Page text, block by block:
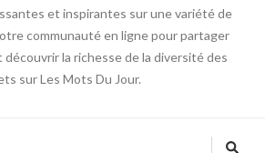
et inspirantes sur une variété de
communauté en ligne pour partager
la richesse de la diversité des
sur Les Mots Du Jour.